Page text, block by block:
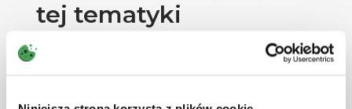
tej tematyki